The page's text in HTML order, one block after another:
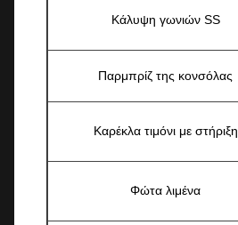
Κάλυψη γωνιών SS
Παρμπρίζ της κονσόλας
Καρέκλα τιμόνι με στήριξη
Φώτα λιμένα